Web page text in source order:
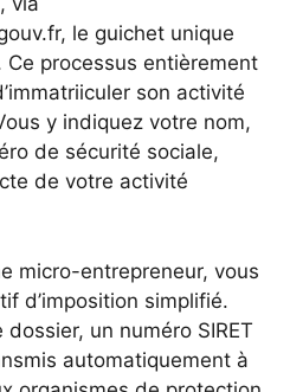
le guichet unique
Ce processus entièrement
son activité
y indiquez votre nom,
de sécurité sociale,
de votre activité
micro-entrepreneur, vous
d’imposition simplifié.
un numéro SIRET
automatiquement à